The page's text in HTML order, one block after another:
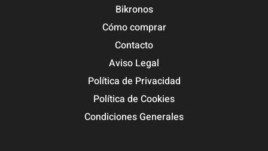
Bikronos
Cómo comprar
Contacto
Aviso Legal
Política de Privacidad
Política de Cookies
Condiciones Generales